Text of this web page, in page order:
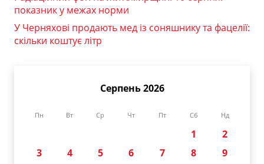
показник у межах норми
У Черняхові продають мед із соняшнику та фацелії:
скільки коштує літр
Серпень 2026
Пн Вт Ср Чт Пт Сб Нд
1
2
3
4 5 6 7 8
9